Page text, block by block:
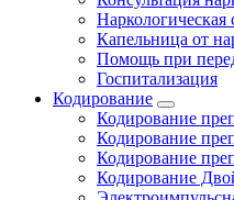
Наркологическая
Капельница от
Помощь при
Госпитализация
Кодирование
Кодирование
Кодирование
Кодирование
Кодирование